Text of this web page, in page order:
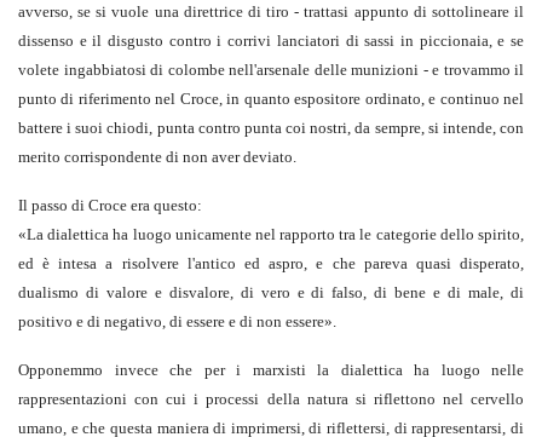
avverso, se si vuole una direttrice di tiro - trattasi appunto di sottolineare il
dissenso e il disgusto contro i corrivi lanciatori di sassi in piccionaia, e se
volete ingabbiatosi di colombe nell'arsenale delle munizioni - e trovammo il
punto di riferimento nel Croce, in quanto espositore ordinato, e continuo nel
battere i suoi chiodi, punta contro punta coi nostri, da sempre, si intende, con
merito corrispondente di non aver deviato.
Il passo di Croce era questo:
«La dialettica ha luogo unicamente nel rapporto tra le categorie dello spirito,
ed è intesa a risolvere l'antico ed aspro, e che pareva quasi disperato,
dualismo di valore e disvalore, di vero e di falso, di bene e di male, di
positivo e di negativo, di essere e di non essere».
Opponemmo invece che per i marxisti la dialettica ha luogo nelle
rappresentazioni con cui i processi della natura si riflettono nel cervello
umano, e che questa maniera di imprimersi, di riflettersi, di rappresentarsi, di